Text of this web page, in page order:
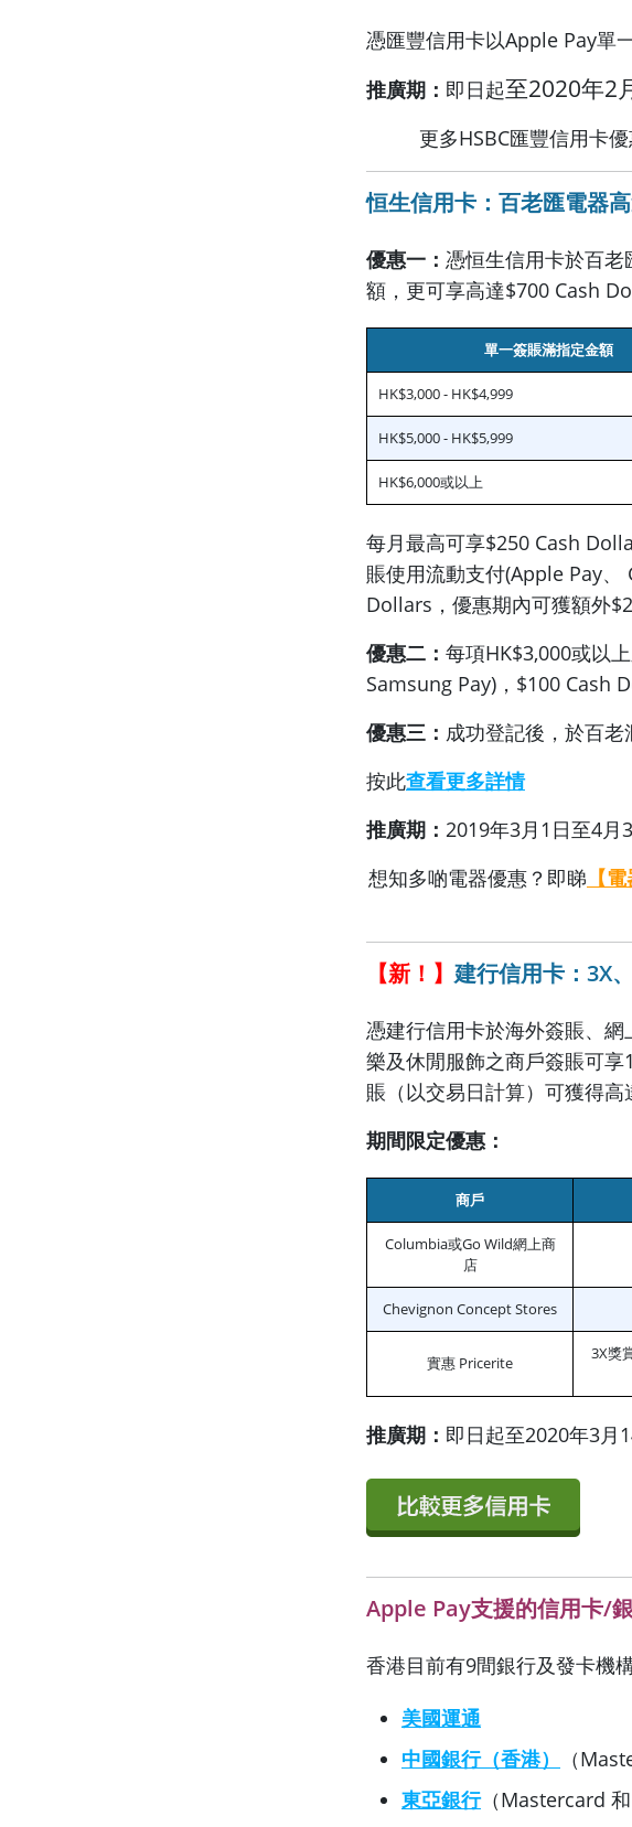
憑匯豐信用卡以Apple Pay單
推廣期： 即日起至2020年2
更多HSBC匯豐信用卡優
恒生信用卡：百老匯電器
優惠一： 憑恒生信用卡於百
額，更可享高達$700 Cash
單一簽賬滿指定金額
HK$3,000 - HK$4,999
HK$5,000 - HK$5,999
HK$6,000或以上
每月最高可享$250 Cash
賬使用流動支付(Apple Pay
Dollars，優惠期內可獲額外
優惠二： 每項HK$3,000或以
Samsung Pay)，$100 Cash
優惠三： 成功登記後，於百老
按此查看更多詳情
推廣期： 2019年3月1日至4月
想知多啲電器優惠？即睇 【
【新！】 建行信用卡：3X
憑建行信用卡於海外簽賬、
樂及休閒服飾之商戶簽賬可
賬（以交易日計算）可獲得高
期間限定優惠：
商戶
Columbia或Go Wild網上商
店
Chevignon Concept Stores
實惠 Pricerite
3X獎
推廣期： 即日起至2020年3月
Apple Pay支援的信用卡/
香港目前有9間銀行及發卡機
美國運通
中國銀行（香港）
（
東亞銀行（Mastercard 和